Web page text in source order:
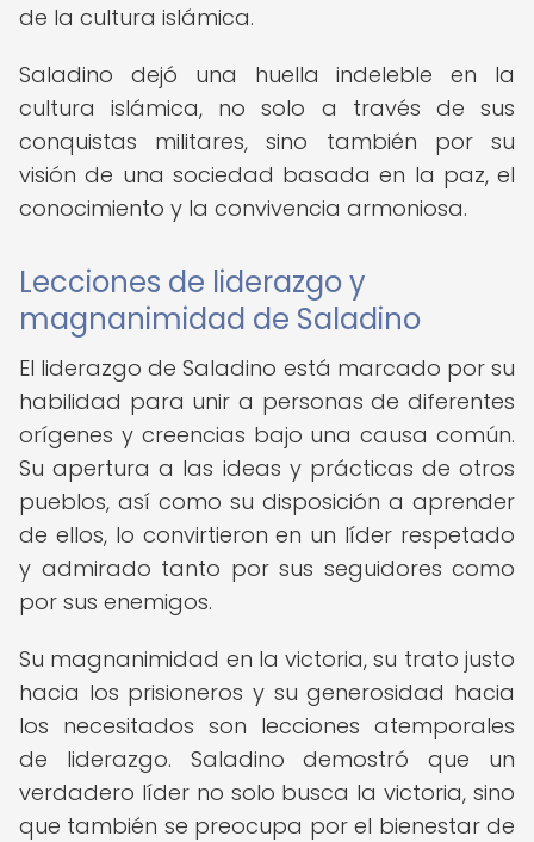
de la cultura islámica.
Saladino dejó una huella indeleble en la
cultura islámica, no solo a través de sus
conquistas militares, sino también por su
visión de una sociedad basada en la paz, el
conocimiento y la convivencia armoniosa.
Lecciones de liderazgo y
magnanimidad de Saladino
El liderazgo de Saladino está marcado por su
habilidad para unir a personas de diferentes
orígenes y creencias bajo una causa común.
Su apertura a las ideas y prácticas de otros
pueblos, así como su disposición a aprender
de ellos, lo convirtieron en un líder respetado
y admirado tanto por sus seguidores como
por sus enemigos.
Su magnanimidad en la victoria, su trato justo
hacia los prisioneros y su generosidad hacia
los necesitados son lecciones atemporales
de liderazgo. Saladino demostró que un
verdadero líder no solo busca la victoria, sino
que también se preocupa por el bienestar de